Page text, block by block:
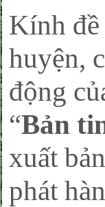
Kính
huyện,
động
“Bản
xuất
phát